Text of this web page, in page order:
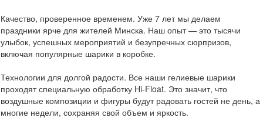
Качество, проверенное временем. Уже 7 лет мы делаем
праздники ярче для жителей Минска. Наш опыт — это тысячи
улыбок, успешных мероприятий и безупречных сюрпризов,
включая популярные шарики в коробке.
Технологии для долгой радости. Все наши гелиевые шарики
проходят специальную обработку Hi-Float. Это значит, что
воздушные композиции и фигуры будут радовать гостей не день, а
многие недели, сохраняя свой объем и яркость.